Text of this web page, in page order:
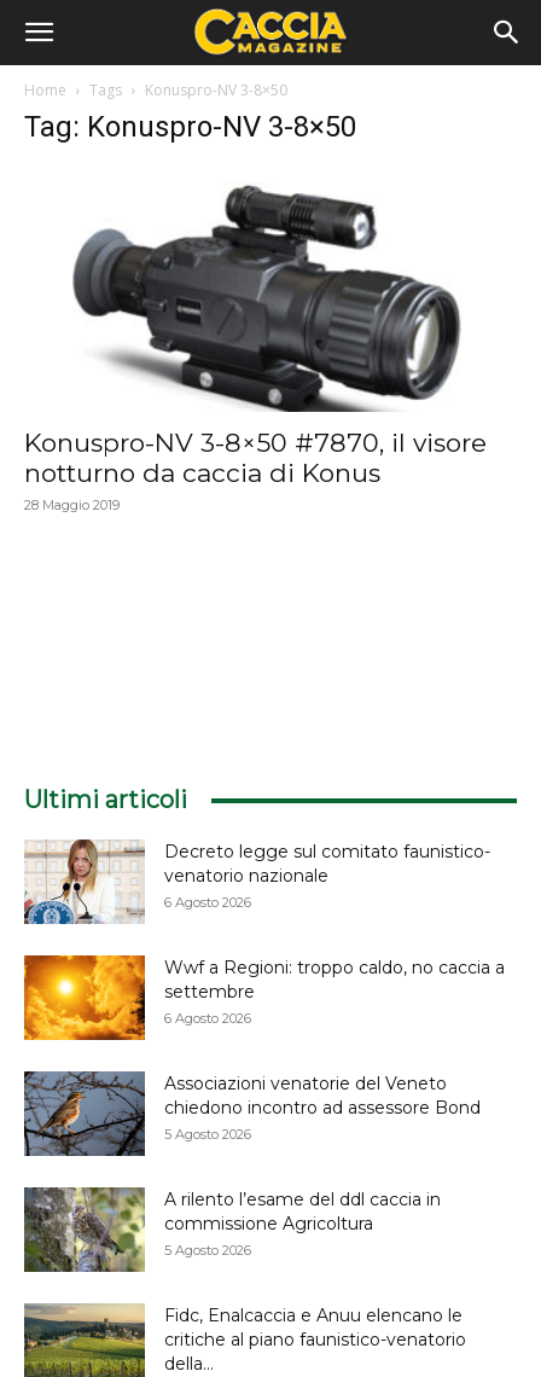
Home Tags Konuspro-NV 3-8×50
Tag: Konuspro-NV 3-8×50
Konuspro-NV 3-8×50 #7870, il visore
notturno da caccia di Konus
28 Maggio 2019
Ultimi articoli
Decreto legge sul comitato faunistico-
venatorio nazionale
6 Agosto 2026
Wwf a Regioni: troppo caldo, no caccia a
settembre
6 Agosto 2026
Associazioni venatorie del Veneto
chiedono incontro ad assessore Bond
5 Agosto 2026
A rilento l’esame del ddl caccia in
commissione Agricoltura
5 Agosto 2026
Fidc, Enalcaccia e Anuu elencano le
critiche al piano faunistico-venatorio
della...